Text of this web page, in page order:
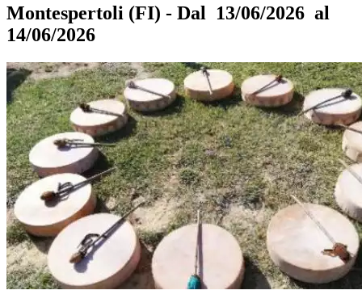
Montespertoli (FI) - Dal 13/06/2026 al
14/06/2026